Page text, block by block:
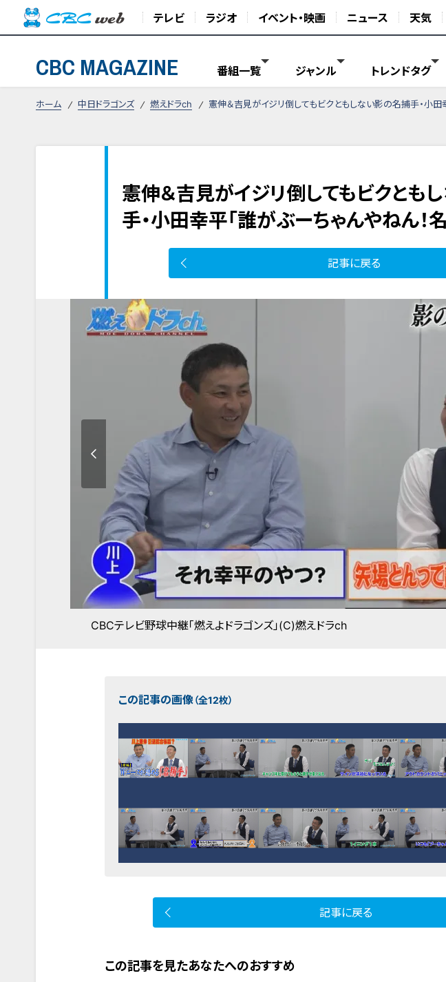
テレビ ラジオ イベント・映画 ニュース 天気
CBC MAGAZINE 番組一覧 ジャンル トレンドタグ
ホーム 中日ドラゴンズ 燃えドラch 憲伸＆吉見がイジリ倒してもビクともしない影の名捕手・小田
憲伸＆吉見がイジリ倒してもビクとも
手・小田幸平「誰がぶーちゃんやねん！
記事に戻る
CBCテレビ野球中継「燃えよドラゴンズ」(C)燃えドラch
この記事の画像（全12枚）
記事に戻る
この記事を見たあなたへのおすすめ